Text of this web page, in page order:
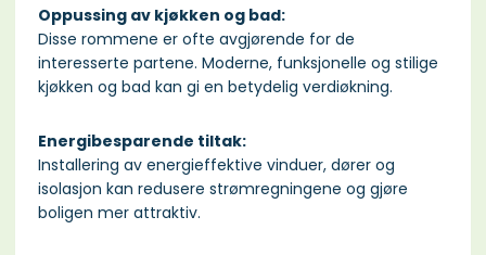
Oppussing av kjøkken og bad:
Disse rommene er ofte avgjørende for de
interesserte partene. Moderne, funksjonelle og stilige
kjøkken og bad kan gi en betydelig verdiøkning.
Energibesparende tiltak:
Installering av energieffektive vinduer, dører og
isolasjon kan redusere strømregningene og gjøre
boligen mer attraktiv.